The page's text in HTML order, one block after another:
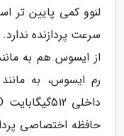
لنوو کمی پایین تر
سرعت پردازنده